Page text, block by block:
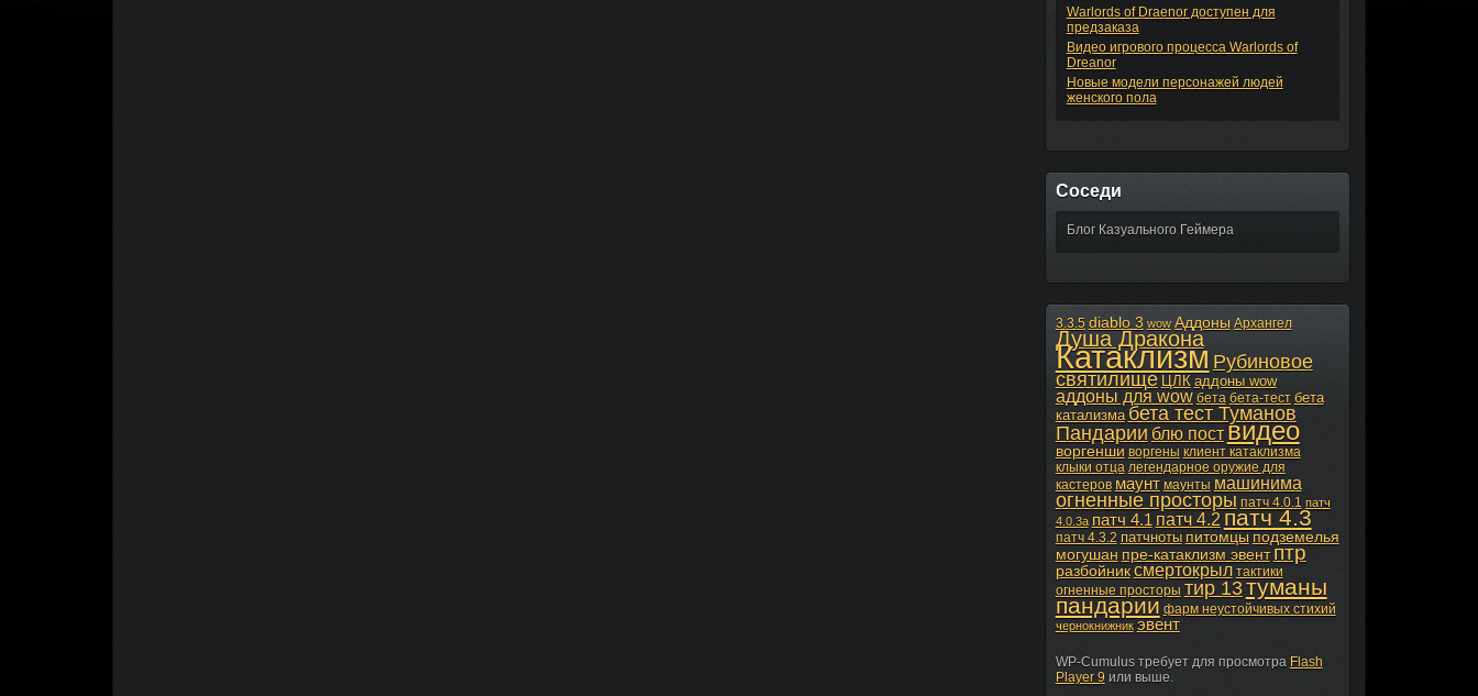
Warlords of Draenor доступен для
предзаказа
Видео игрового процесса Warlords of
Dreanor
Новые модели персонажей людей
женского пола
Соседи
Блог Казуального Геймера
3.3.5 diablo 3 wow Аддоны Архангел
Душа Дракона
Катаклизм Рубиновое
святилище ЦЛК аддоны wow
аддоны для wow бета бета-тест бета
катализма бета тест Туманов
Пандарии блю поствидео
воргенши воргены клиент катаклизма
клыки отца легендарное оружие для
кастеров маунт маунты машинима
огненные просторы патч 4.0.1 патч
4.0.3а патч 4.1 патч 4.2 патч 4.3
патч 4.3.2 патчноты питомцыподземелья
могушан пре-катаклизм эвент птр
разбойник смертокрыл тактики
огненные просторы тир 13туманы
пандарии фарм неустойчивых стихий
чернокнижник эвент
WP-Cumulus требует для просмотра Flash
Player 9 или выше.